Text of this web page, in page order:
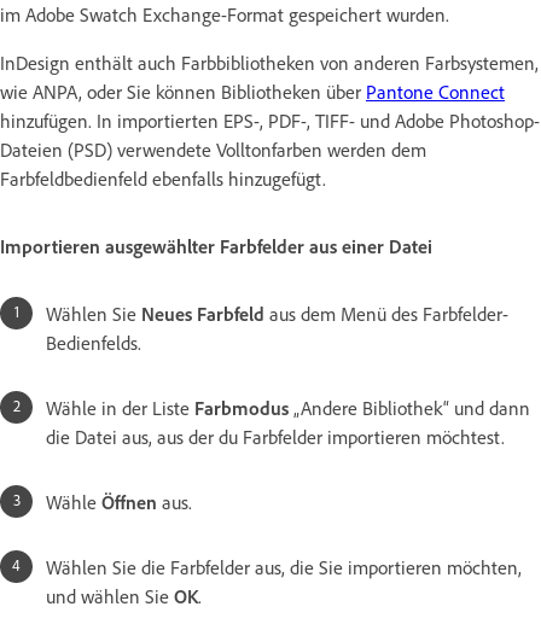
im Adobe Swatch Exchange-Format gespeichert wurden.
InDesign enthält auch Farbbibliotheken von anderen Farbsystemen,
wie ANPA, oder Sie können Bibliotheken über Pantone Connect
hinzufügen. In importierten EPS-, PDF-, TIFF- und Adobe Photoshop-
Dateien (PSD) verwendete Volltonfarben werden dem
Farbfeldbedienfeld ebenfalls hinzugefügt.
Importieren ausgewählter Farbfelder aus einer Datei
Wählen Sie Neues Farbfeld aus dem Menü des Farbfelder-
Bedienfelds.
Wähle in der Liste Farbmodus „Andere Bibliothek“ und dann
die Datei aus, aus der du Farbfelder importieren möchtest.
Wähle Öffnen aus.
Wählen Sie die Farbfelder aus, die Sie importieren möchten,
und wählen Sie OK.